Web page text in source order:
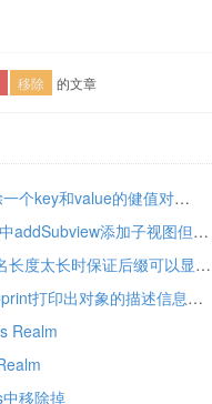
移除 的文章
【已解决】Python中如何从字典中移除一个key和value的健值对
［workaround解决］swift中scrollView中addSubview添加子视图但是显示不出来
【已解决】swift中UILabel中显示文件名长度太长时保证后缀可以显示
【已解决】swift中给一个对象添加支持print打印出对象的描述信息
Realm
移除掉